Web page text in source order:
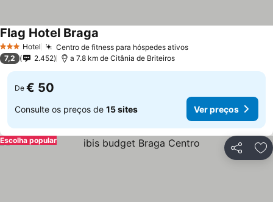
3 EstrelasHotel Centro de fitness para hóspedes ativos
Flag Hotel Braga
7,2 2.452 a 7.8 km de Citânia de Briteiros
De € 50
Consulte os preços de 15 sites Ver preços
Partilhar
Escolha popular